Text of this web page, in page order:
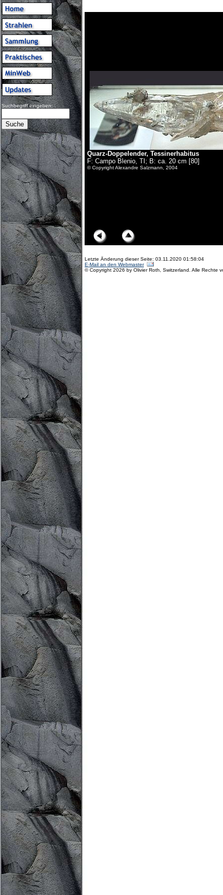
Suchbegriff eingeben:
Quarz-Doppelender, Tessinerhabitus
F: Campo Blenio, TI; B: ca. 20 cm [80]
© Copyright Alexandre Salzmann, 2004
Letzte Änderung dieser Seite: 03.11.2020 01:58:04
E-Mail an den Webmaster
© Copyright 2026 by Olivier Roth, Switzerland. Alle Rechte